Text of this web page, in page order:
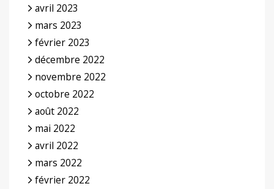
avril 2023
mars 2023
février 2023
décembre 2022
novembre 2022
octobre 2022
août 2022
mai 2022
avril 2022
mars 2022
février 2022